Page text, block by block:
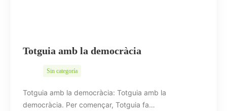
Totguia amb la democràcia
Sin categoría
Totguia amb la democràcia: Totguia amb la
democràcia. Per començar, Totguia fa…